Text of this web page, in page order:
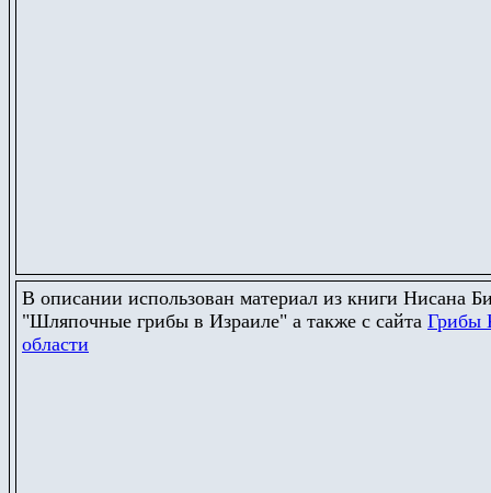
В описании использован материал из книги Нисана
"Шляпочные грибы в Израиле" а также с сайта Грибы
области